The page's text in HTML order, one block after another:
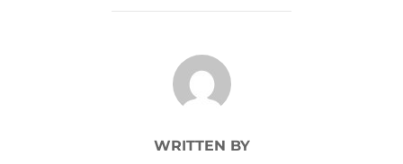
POST AUTHOR
WRITTEN BY